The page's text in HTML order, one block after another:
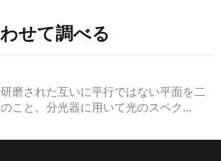
せて調べる
磨された互いに平行ではない平面を二
こと。分光器に用いて光のスペク...